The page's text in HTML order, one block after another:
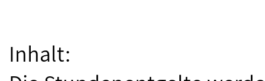
Inhalt: